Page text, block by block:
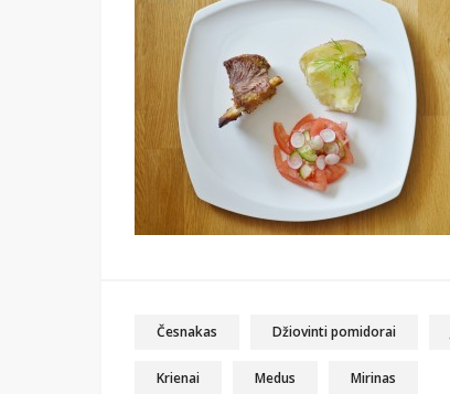
Česnakas Džiovinti pomidorai
Krienai Medus Mirinas